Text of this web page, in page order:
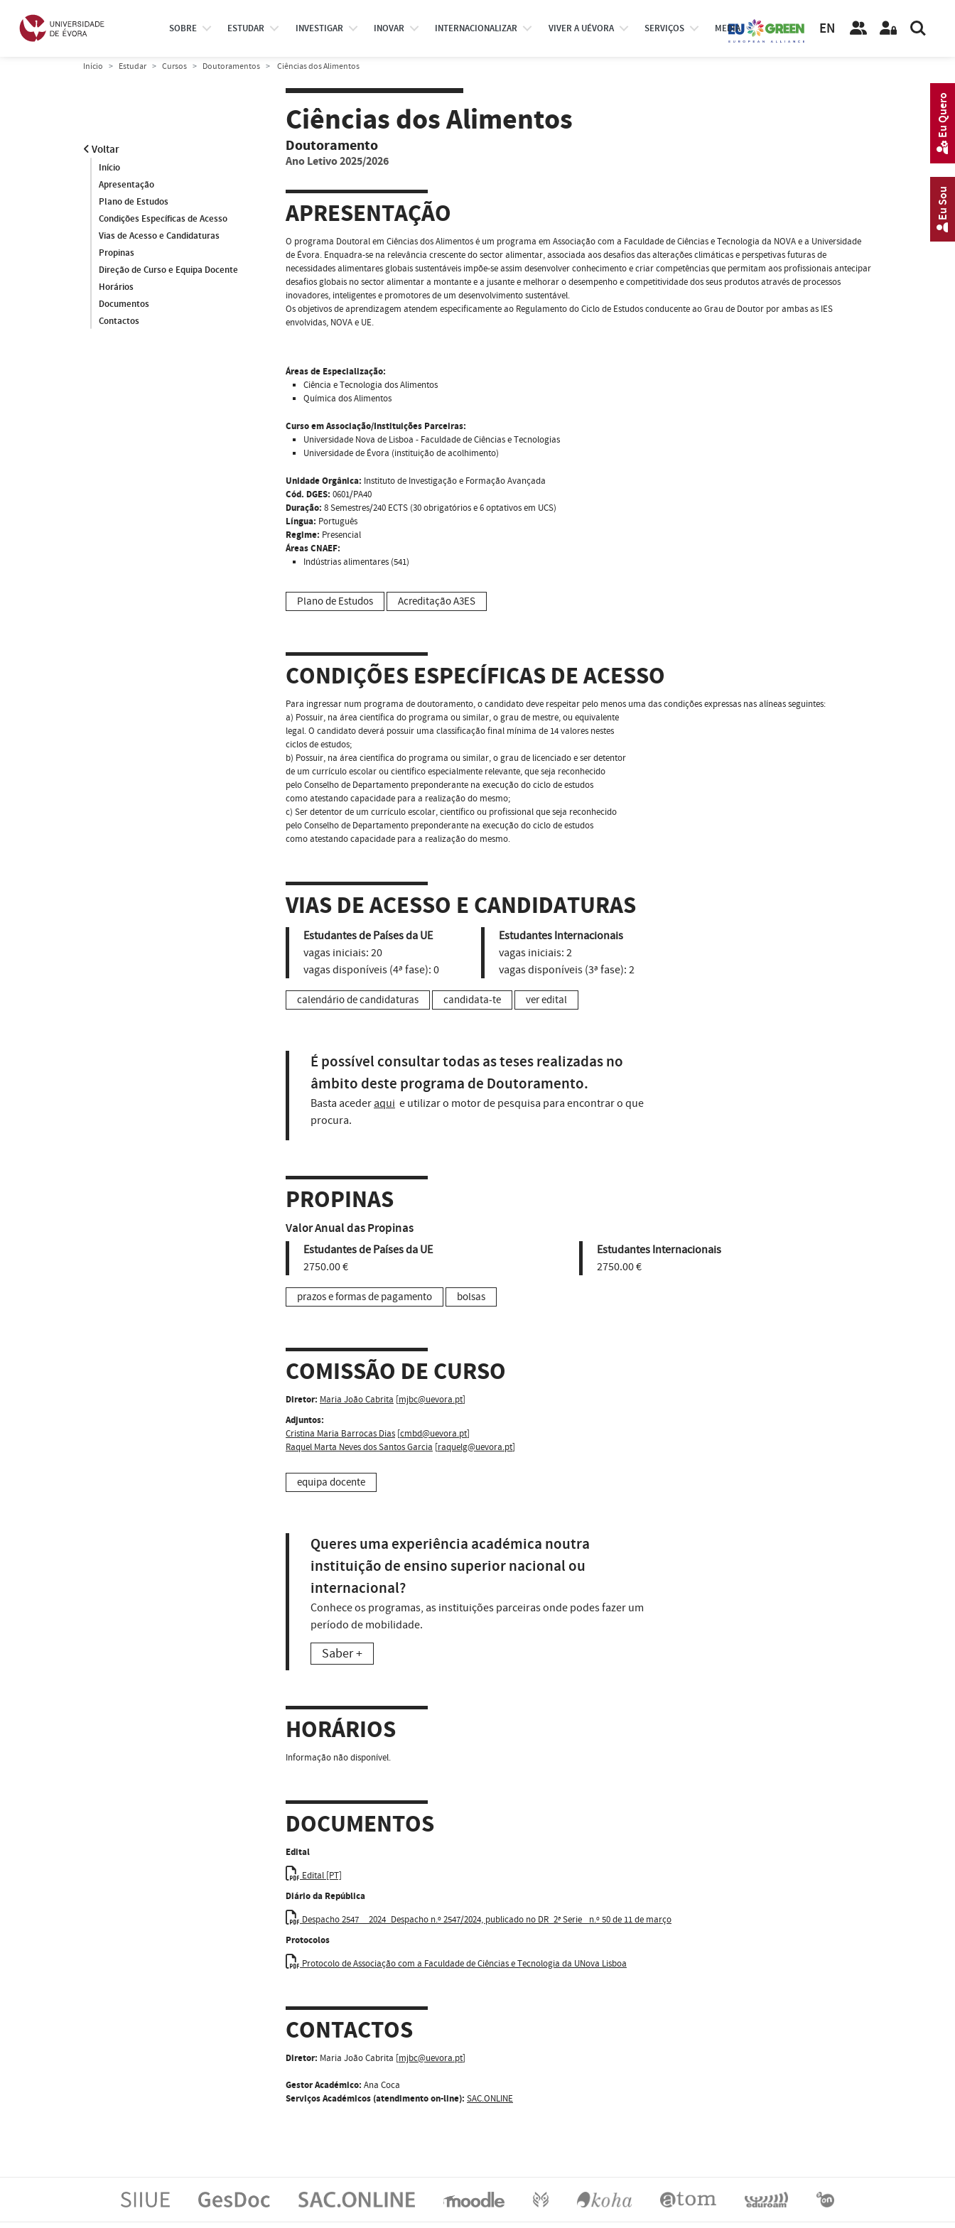
SOBRE ESTUDAR INVESTIGAR INOVAR INTERNACIONALIZAR VIVER A UÉVORA SERVIÇOS MEDIA EN
Início Estudar Cursos Doutoramentos Ciências dos Alimentos
Voltar
Início
Apresentação
Plano de Estudos
Condições Específicas de Acesso
Vias de Acesso e Candidaturas
Propinas
Direção de Curso e Equipa Docente
Horários
Documentos
Contactos
Ciências dos Alimentos
Doutoramento
Ano Letivo 2025/2026
APRESENTAÇÃO
O programa Doutoral em Ciências dos Alimentos é um programa em Associação com a Faculdade de Ciências e Tecnologia da NOVA e a Universidade
de Évora. Enquadra-se na relevância crescente do sector alimentar, associada aos desafios das alterações climáticas e perspetivas futuras de
necessidades alimentares globais sustentáveis impõe-se assim desenvolver conhecimento e criar competências que permitam aos profissionais antecipar
desafios globais no sector alimentar a montante e a jusante e melhorar o desempenho e competitividade dos seus produtos através de processos
inovadores, inteligentes e promotores de um desenvolvimento sustentável.
Os objetivos de aprendizagem atendem especificamente ao Regulamento do Ciclo de Estudos conducente ao Grau de Doutor por ambas as IES
envolvidas, NOVA e UE.
Áreas de Especialização:
Ciência e Tecnologia dos Alimentos
Química dos Alimentos
Curso em Associação/Instituições Parceiras:
Universidade Nova de Lisboa - Faculdade de Ciências e Tecnologias
Universidade de Évora (instituição de acolhimento)
Unidade Orgânica: Instituto de Investigação e Formação Avançada
Cód. DGES: 0601/PA40
Duração: 8 Semestres/240 ECTS (30 obrigatórios e 6 optativos em UCS)
Língua: Português
Regime: Presencial
Áreas CNAEF:
Indústrias alimentares (541)
Plano de Estudos Acreditação A3ES
CONDIÇÕES ESPECÍFICAS DE ACESSO
Para ingressar num programa de doutoramento, o candidato deve respeitar pelo menos uma das condições expressas nas alíneas seguintes:
a) Possuir, na área científica do programa ou similar, o grau de mestre, ou equivalente
legal. O candidato deverá possuir uma classificação final mínima de 14 valores nestes
ciclos de estudos;
b) Possuir, na área científica do programa ou similar, o grau de licenciado e ser detentor
de um currículo escolar ou científico especialmente relevante, que seja reconhecido
pelo Conselho de Departamento preponderante na execução do ciclo de estudos
como atestando capacidade para a realização do mesmo;
c) Ser detentor de um currículo escolar, científico ou profissional que seja reconhecido
pelo Conselho de Departamento preponderante na execução do ciclo de estudos
como atestando capacidade para a realização do mesmo.
VIAS DE ACESSO E CANDIDATURAS
Estudantes de Países da UE
vagas iniciais: 20
vagas disponíveis (4ª fase): 0
Estudantes Internacionais
vagas iniciais: 2
vagas disponíveis (3ª fase): 2
calendário de candidaturas candidata-te ver edital
É possível consultar todas as teses realizadas no
âmbito deste programa de Doutoramento.
Basta aceder aqui e utilizar o motor de pesquisa para encontrar o que
procura.
PROPINAS
Valor Anual das Propinas
Estudantes de Países da UE
2750.00 €
Estudantes Internacionais
2750.00 €
prazos e formas de pagamento bolsas
COMISSÃO DE CURSO
Diretor: Maria João Cabrita [mjbc@uevora.pt]
Adjuntos:
Cristina Maria Barrocas Dias [cmbd@uevora.pt]
Raquel Marta Neves dos Santos Garcia [raquelg@uevora.pt]
equipa docente
Queres uma experiência académica noutra
instituição de ensino superior nacional ou
internacional?
Conhece os programas, as instituições parceiras onde podes fazer um
período de mobilidade.
Saber +
HORÁRIOS
Informação não disponível.
DOCUMENTOS
Edital
Edital [PT]
Diário da República
Despacho 2547__2024_Despacho n.º 2547/2024, publicado no DR_2ª Serie_ n.º 50 de 11 de março
Protocolos
Protocolo de Associação com a Faculdade de Ciências e Tecnologia da UNova Lisboa
CONTACTOS
Diretor: Maria João Cabrita [mjbc@uevora.pt]
Gestor Académico: Ana Coca
Serviços Académicos (atendimento on-line): SAC.ONLINE
Eu Sou
Eu Quero